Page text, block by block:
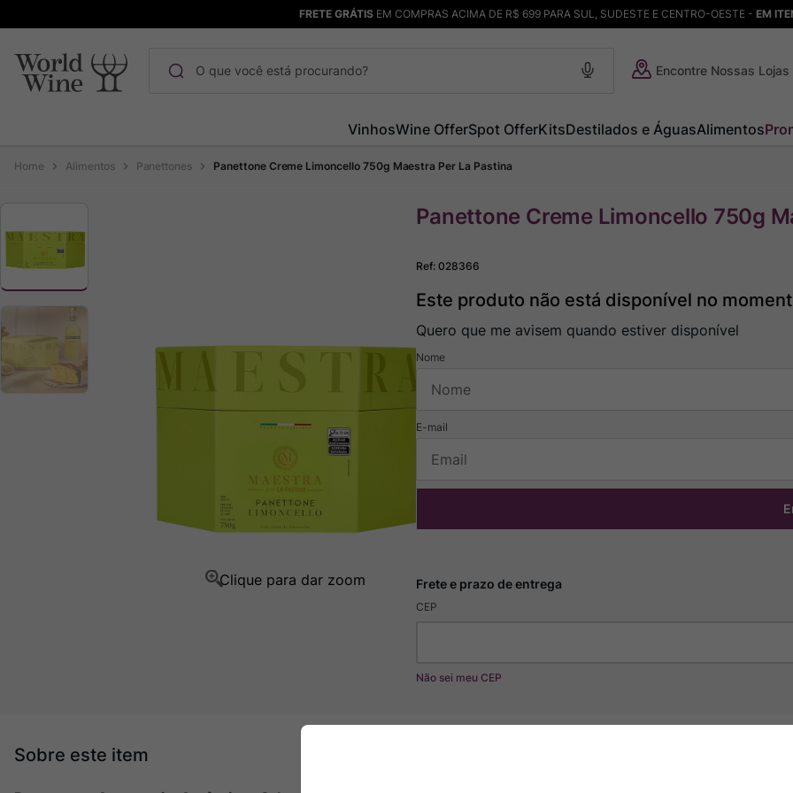
FRETE GRÁTISEM COMPRAS ACIMA DE R$ 699 PARA SUL, SUDESTE E CENTRO-OESTE - EM
Encontre Nossas Lojas
VinhosWine OfferSpot OfferKitsDestilados e ÁguasAlimentos
Alimentos Panettones Panettone Creme Limoncello 750g Maestra Per La Pastina
Panettone Creme Limoncello 750g
Ref:028366
Este produto não está disponível no
Quero que me avisem quando estiver disponível
CEP
Não sei meu CEP
1º Maçanita
6
9